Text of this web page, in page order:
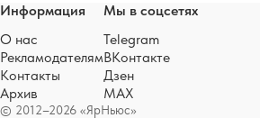
© 2012–2026 «ЯрНьюс»
Информация
О нас
Рекламодателям
Контакты
Архив
Мы в соцсетях
Telegram
ВКонтакте
Дзен
MAX